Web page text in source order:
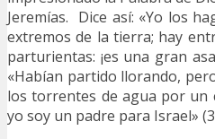
Jeremías. Dice así: «Yo los
extremos de la tierra; hay
parturientas: ¡es una gran
«Habían partido llorando,
los torrentes de agua por un
yo soy un padre para Israel»